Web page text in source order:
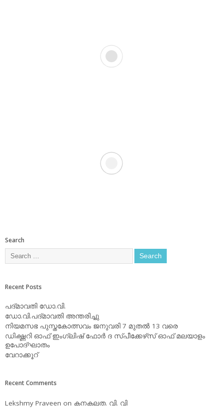
Search
Recent Posts
പദ്മാവതി ഡോ.വി.
ഡോ.വി.പദ്മാവതി അന്തരിച്ചു
നിയമസഭ പുസ്തകോത്സവം ജനുവരി 7 മുതല്‍ 13 വരെ
ഡിക്ഷ്ണറി ഓഫ് ഇംഗ്ലിഷ് ഫോര്‍ ദ സ്പീക്കേഴ്‌സ് ഓഫ് മലയാളം
ഉപോദ്ഘാതം
വേറാക്കൂറ്
Recent Comments
Lekshmy Praveen on കനകലത. വി. വി